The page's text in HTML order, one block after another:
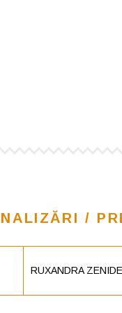
/
RUXANDRA ZENIDE